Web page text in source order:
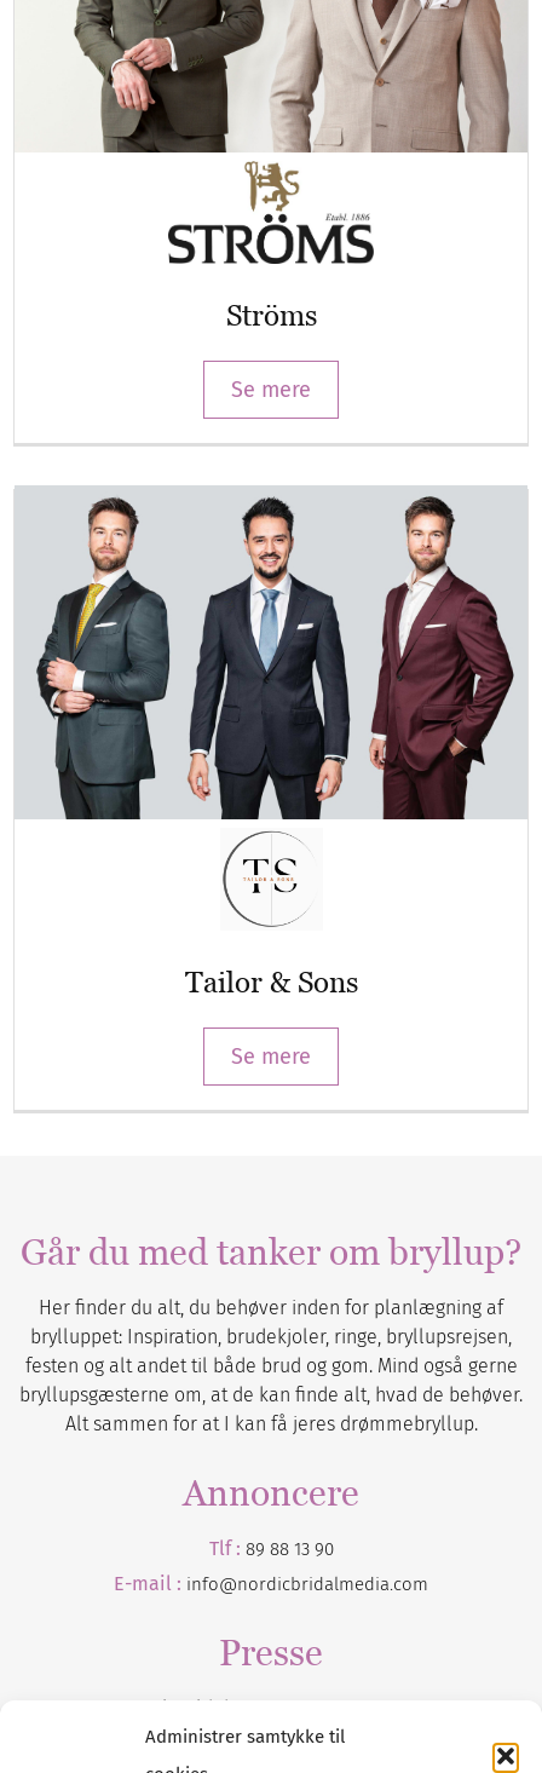
Administrer samtykke til
Ströms
Se mere
Tailor & Sons
Se mere
Går du med tanker om bryllup?
Her finder du alt, du behøver inden for planlægning af
brylluppet: Inspiration, brudekjoler, ringe, bryllupsrejsen,
festen og alt andet til både brud og gom. Mind også gerne
bryllupsgæsterne om, at de kan finde alt, hvad de behøver.
Alt sammen for at I kan få jeres drømmebryllup.
Annoncere
Tlf : 89 88 13 90
E-mail : info@nordicbridalmedia.com
Presse